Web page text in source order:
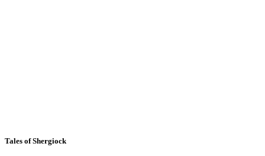
Tales of Shergiock